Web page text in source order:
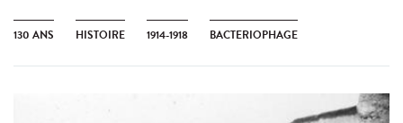
130 ANS HISTOIRE 1914-1918 BACTERIOPHAGE